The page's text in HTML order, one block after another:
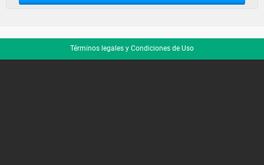
Términos legales y Condiciones de Uso